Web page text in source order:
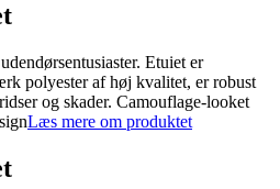
Etuiet er
polyester af høj kvalitet, er robust
og skader. Camouflage-looket
Læs mere om produktet